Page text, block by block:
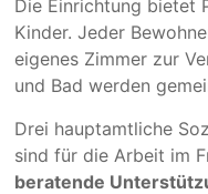
Die Einrichtung bietet
Kinder. Jeder
eigenes Zimmer zur
und Bad werden
Drei hauptamtliche
sind für die Arbeit im
beratende